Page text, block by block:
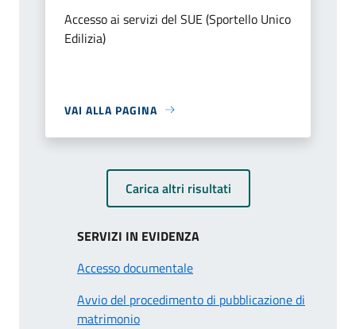
Accesso ai servizi del SUE (Sportello Unico
Edilizia)
VAI ALLA PAGINA
Carica altri risultati
SERVIZI IN EVIDENZA
Accesso documentale
Avvio del procedimento di pubblicazione di
matrimonio